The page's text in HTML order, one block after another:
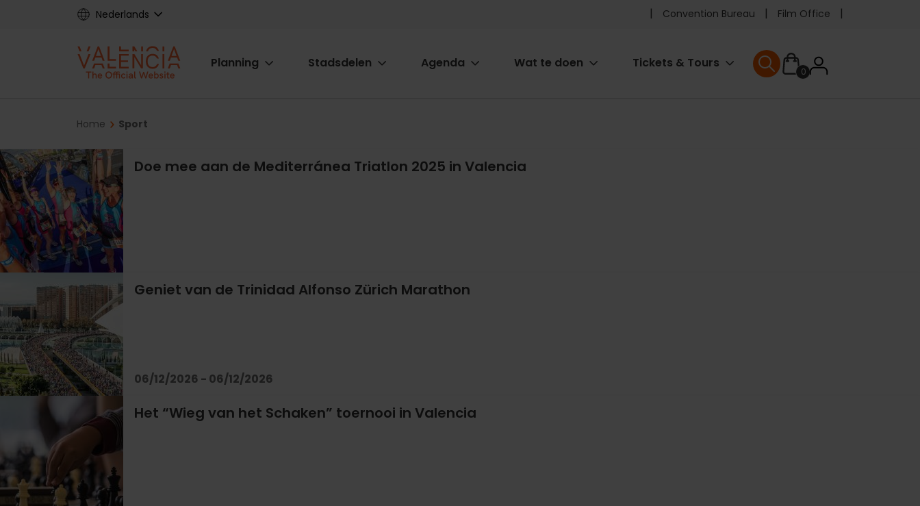
Nederlands
Pre
header
Convention Bureau Film Office
Main
Planning Stadsdelen Agenda Wat te doen Tickets & Tours
0User
User menu
Breadcrumb
Home Sport
Doe mee aan de Mediterránea Triatlon 2025 in Valencia
Geniet van de Trinidad Alfonso Zürich Marathon
06/12/2026 - 06/12/2026
Het “Wieg van het Schaken” toernooi in Valencia